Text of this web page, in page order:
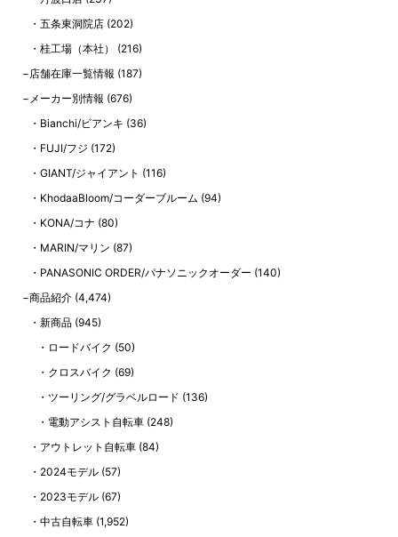
五条東洞院店 (202)
桂工場（本社）
(216)
店舗在庫一覧情報 (187)
メーカー別情報 (676)
Bianchi/ビアンキ (36)
FUJI/フジ (172)
GIANT/ジャイアント (116)
KhodaaBloom/コーダーブルーム (94)
KONA/コナ (80)
MARIN/マリン (87)
PANASONIC ORDER/パナソニックオーダー (140)
商品紹介 (4,474)
新商品 (945)
ロードバイク (50)
クロスバイク (69)
ツーリング/グラベルロード (136)
電動アシスト自転車(248)
アウトレット自転車 (84)
2024モデル (57)
2023モデル (67)
中古自転車 (1,952)